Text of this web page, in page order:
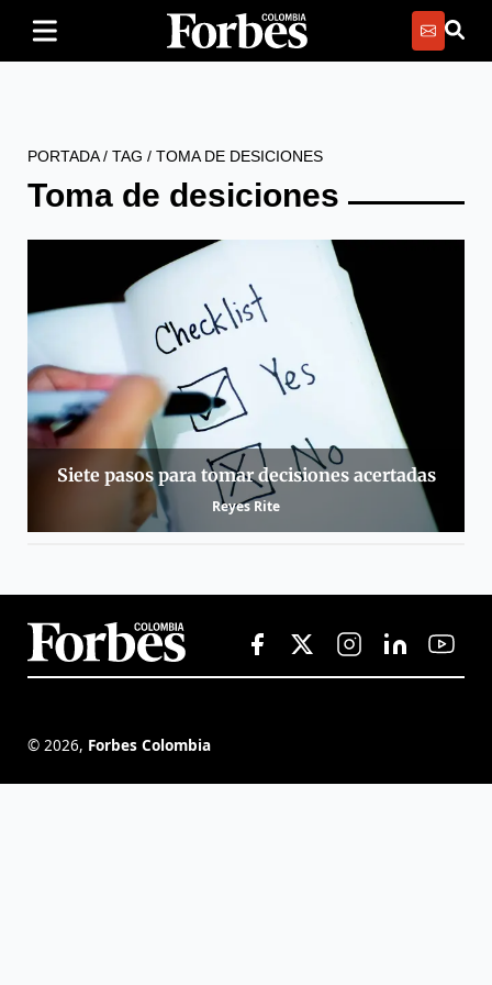
PORTADA/ TAG / TOMA DE DESICIONES
Toma de desiciones
Siete pasos para tomar decisiones acertadas
Reyes Rite
© 2026, Forbes Colombia